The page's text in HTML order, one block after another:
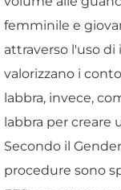
femminile e
attraverso l'uso
valorizzano i
labbra, invece,
labbra per creare
Secondo il
procedure sono